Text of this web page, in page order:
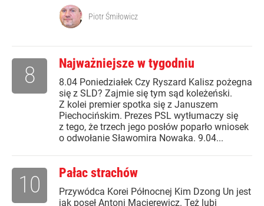
Piotr Śmiłowicz
Najważniejsze w tygodniu
8.04 Poniedziałek Czy Ryszard Kalisz pożegna
się z SLD? Zajmie się tym sąd koleżeński.
Z kolei premier spotka się z Januszem
Piechocińskim. Prezes PSL wytłumaczy się
z tego, że trzech jego posłów poparło wniosek
o odwołanie Sławomira Nowaka. 9.04...
8
Pałac strachów
Przywódca Korei Północnej Kim Dzong Un jest
jak poseł Antoni Macierewicz. Też lubi
10